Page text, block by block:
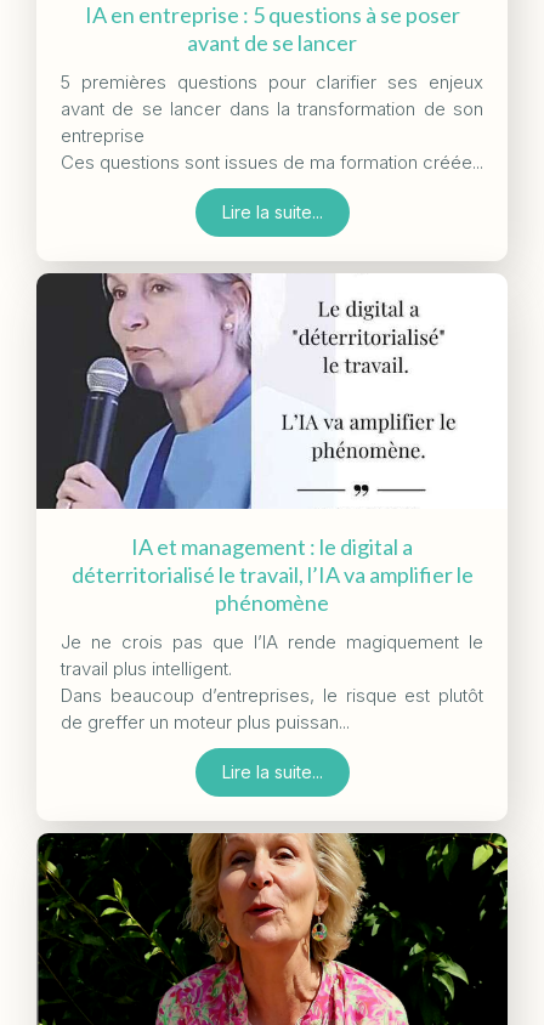
IA en entreprise : 5 questions à se poser
avant de se lancer
5 premières questions pour clarifier ses enjeux
avant de se lancer dans la transformation de son
entreprise
Ces questions sont issues de ma formation créée...
Lire la suite...
IA et management : le digital a
déterritorialisé le travail, l’IA va amplifier le
phénomène
Je ne crois pas que l’IA rende magiquement le
travail plus intelligent.
Dans beaucoup d’entreprises, le risque est plutôt
de greffer un moteur plus puissan...
Lire la suite...